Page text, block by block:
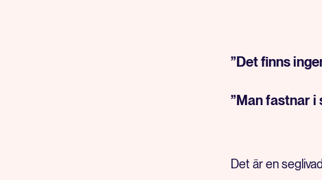
”Det finns
”Man fastnar i
Det är en